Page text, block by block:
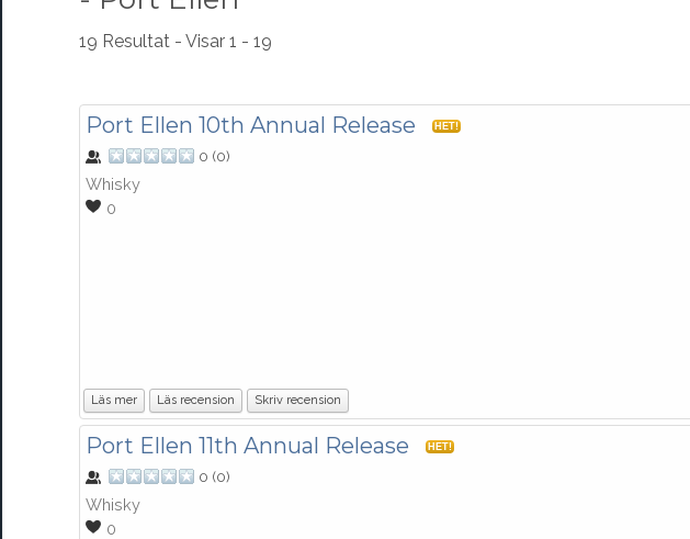
19 Resultat - Visar 1 - 19
Port Ellen 10th Annual Release HET!
0 (0)
Whisky
0
Läs mer Läs recension Skriv recension
Port Ellen 11th Annual Release HET!
0 (0)
Whisky
0